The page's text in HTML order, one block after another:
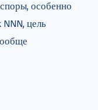
особенно
цель